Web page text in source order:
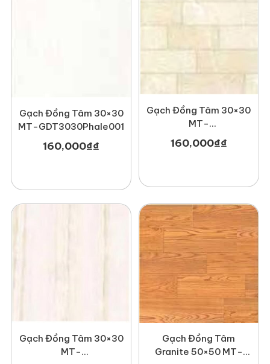
Gạch Đồng Tâm 30×30
MT-GDT3030Phale001
160,000₫₫
Gạch Đồng Tâm 30×30
MT-
GDT3030Hoada001
160,000₫₫
Gạch Đồng Tâm 30×30
MT-
Gạch Đồng Tâm
Granite 50×50 MT-